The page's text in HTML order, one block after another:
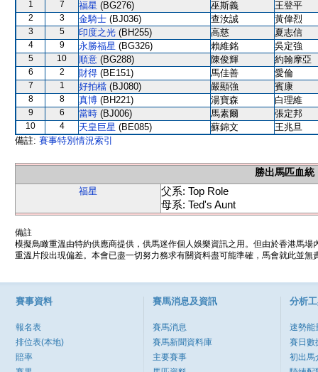
1 7 福星 (BG276) 巫斯義 王登平
2 3 金騎士 (BJ036) 查汝誠 黃偉烈
3 5 印度之光 (BH255) 高慈 夏志信
4 9 永勝福星 (BG326) 賴維銘 吳定強
5 10 順意 (BG288) 陳俊輝 約翰摩亞
6 2 財得 (BE151) 馬佳善 愛倫
7 1 好拍檔 (BJ080) 嚴顯強 賓康
8 8 真博 (BH221) 湯寶森 白理維
9 6 當時 (BJ006) 馬素爾 張定邦
10 4 天皇巨星 (BE085) 蘇錦文
王兆旦
備註: 賽事特別情況索引
勝出馬匹血統
福星
父系: Top Role
母系: Ted's Aunt
備註
模擬鳥瞰重溫由特約供應商提供，供馬迷作個人娛樂資訊之用。但由於香港馬
重溫片段出現偏差。本會已盡一切努力務求有關資料盡可能準確，馬會就此並
賽事資料
報名表
排位表(本地)
賠率
賽馬消息及資訊
賽馬消息
賽馬新聞資料庫
主要賽事
分析
速勢能
賽日數
初出馬